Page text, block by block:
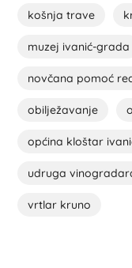
košnja trave
muzej ivanić-grada
novčana pomoć
obilježavanje
općina kloštar
udruga
vrtlar kruno